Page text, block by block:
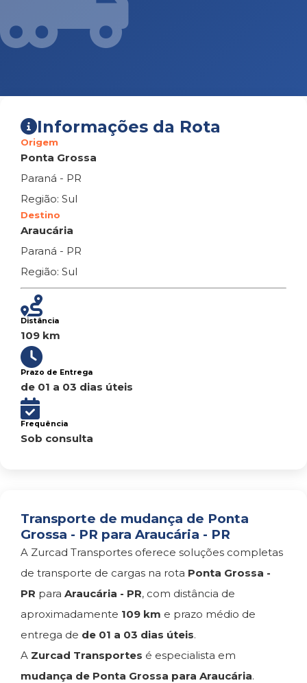
Informações da Rota
Origem
Ponta Grossa
Paraná - PR
Região: Sul
Destino
Araucária
Paraná - PR
Região: Sul
Distância
109 km
Prazo de Entrega
de 01 a 03 dias úteis
Frequência
Sob consulta
Transporte de mudança de Ponta
Grossa - PR para Araucária - PR
A Zurcad Transportes oferece soluções completas
de transporte de cargas na rota Ponta Grossa -
PR para Araucária - PR, com distância de
aproximadamente 109 km e prazo médio de
entrega de de 01 a 03 dias úteis.
A Zurcad Transportes é especialista em
mudança de Ponta Grossa para Araucária.